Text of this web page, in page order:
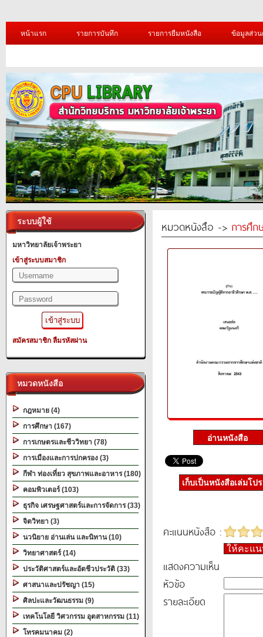
หน้าแรก รายการบันทึก รายการยืมหนังสือ ข้อมูลส่ว
ระบบผู้ใช้
มหาวิทยาลัยเจ้าพระยา
เข้าสู่ระบบสมาชิก
สมัครสมาชิก ลืมรหัสผ่าน
หมวดหนังสือ
กฎหมาย (4)
การศึกษา (167)
การเกษตรและชีววิทยา (78)
การเมืองและการปกครอง (3)
กีฬา ท่องเที่ยว สุขภาพและอาหาร (180)
คอมพิวเตอร์ (103)
ธุรกิจ เศรษฐศาสตร์และการจัดการ (33)
จิตวิทยา (3)
นวนิยาย อ่านเล่น และนิทาน (10)
วิทยาศาสตร์ (14)
ประวัติศาสตร์และอัตชีวประวัติ (33)
ศาสนาและปรัชญา (15)
ศิลปะและวัฒนธรรม (9)
เทคโนโลยี วิศวกรรม อุตสาหกรรม (11)
โทรคมนาคม (2)
หมวดหนังสือ -> การศึก
เก็บเป็นหนังสือเล่มโป
คะแนนหนังสือ :
ให้คะแ
แสดงความเห็น
หัวข้อ
รายละเอียด